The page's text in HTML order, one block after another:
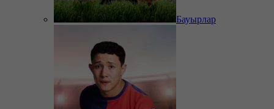
Бауырлар